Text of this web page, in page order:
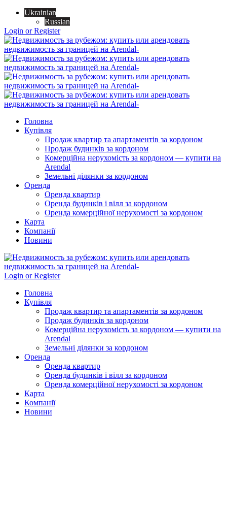
Ukrainian
Russian
Login or Register
Головна
Купівля
Продаж квартир та апартаментів за кордоном
Продаж будинків за кордоном
Комерційна нерухомість за кордоном — купити на
Arendal
Земельні ділянки за кордоном
Оренда
Оренда квартир
Оренда будинків і вілл за кордоном
Оренда комерційної нерухомості за кордоном
Карта
Компанії
Новини
Login or Register
Головна
Купівля
Продаж квартир та апартаментів за кордоном
Продаж будинків за кордоном
Комерційна нерухомість за кордоном — купити на
Arendal
Земельні ділянки за кордоном
Оренда
Оренда квартир
Оренда будинків і вілл за кордоном
Оренда комерційної нерухомості за кордоном
Карта
Компанії
Новини